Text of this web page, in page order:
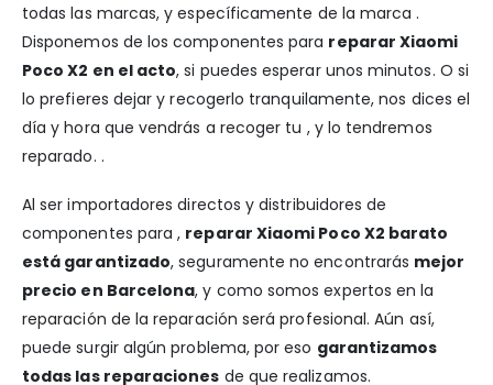
todas las marcas, y específicamente de la marca .
Disponemos de los componentes para reparar Xiaomi
Poco X2 en el acto, si puedes esperar unos minutos. O si
lo prefieres dejar y recogerlo tranquilamente, nos dices el
día y hora que vendrás a recoger tu , y lo tendremos
reparado. .
Al ser importadores directos y distribuidores de
componentes para , reparar Xiaomi Poco X2 barato
está garantizado, seguramente no encontrarás mejor
precio en Barcelona, y como somos expertos en la
reparación de la reparación será profesional. Aún así,
puede surgir algún problema, por eso garantizamos
todas las reparaciones de que realizamos.